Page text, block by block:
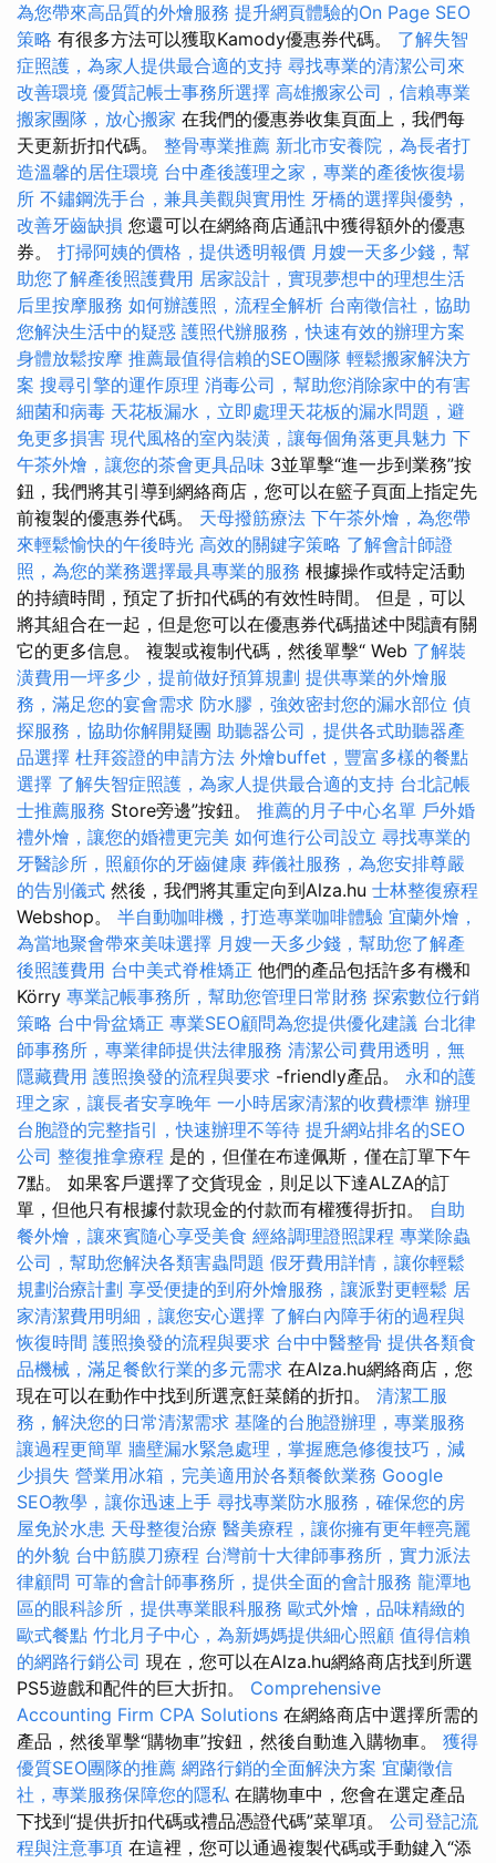
為您帶來高品質的外燴服務 提升網頁體驗的On Page SEO
策略 有很多方法可以獲取Kamody優惠券代碼。 了解失智
症照護，為家人提供最合適的支持 尋找專業的清潔公司來
改善環境 優質記帳士事務所選擇 高雄搬家公司，信賴專業
搬家團隊，放心搬家 在我們的優惠券收集頁面上，我們每
天更新折扣代碼。 整骨專業推薦 新北市安養院，為長者打
造溫馨的居住環境 台中產後護理之家，專業的產後恢復場
所 不鏽鋼洗手台，兼具美觀與實用性 牙橋的選擇與優勢，
改善牙齒缺損 您還可以在網絡商店通訊中獲得額外的優惠
券。 打掃阿姨的價格，提供透明報價 月嫂一天多少錢，幫
助您了解產後照護費用 居家設計，實現夢想中的理想生活
后里按摩服務 如何辦護照，流程全解析 台南徵信社，協助
您解決生活中的疑惑 護照代辦服務，快速有效的辦理方案
身體放鬆按摩 推薦最值得信賴的SEO團隊 輕鬆搬家解決方
案 搜尋引擎的運作原理 消毒公司，幫助您消除家中的有害
細菌和病毒 天花板漏水，立即處理天花板的漏水問題，避
免更多損害 現代風格的室內裝潢，讓每個角落更具魅力 下
午茶外燴，讓您的茶會更具品味 3並單擊“進一步到業務”按
鈕，我們將其引導到網絡商店，您可以在籃子頁面上指定先
前複製的優惠券代碼。 天母撥筋療法 下午茶外燴，為您帶
來輕鬆愉快的午後時光 高效的關鍵字策略 了解會計師證
照，為您的業務選擇最具專業的服務 根據操作或特定活動
的持續時間，預定了折扣代碼的有效性時間。 但是，可以
將其組合在一起，但是您可以在優惠券代碼描述中閱讀有關
它的更多信息。 複製或複制代碼，然後單擊“ Web 了解裝
潢費用一坪多少，提前做好預算規劃 提供專業的外燴服
務，滿足您的宴會需求 防水膠，強效密封您的漏水部位 偵
探服務，協助你解開疑團 助聽器公司，提供各式助聽器產
品選擇 杜拜簽證的申請方法 外燴buffet，豐富多樣的餐點
選擇 了解失智症照護，為家人提供最合適的支持 台北記帳
士推薦服務 Store旁邊”按鈕。 推薦的月子中心名單 戶外婚
禮外燴，讓您的婚禮更完美 如何進行公司設立 尋找專業的
牙醫診所，照顧你的牙齒健康 葬儀社服務，為您安排尊嚴
的告別儀式 然後，我們將其重定向到Alza.hu 士林整復療程
Webshop。 半自動咖啡機，打造專業咖啡體驗 宜蘭外燴，
為當地聚會帶來美味選擇 月嫂一天多少錢，幫助您了解產
後照護費用 台中美式脊椎矯正 他們的產品包括許多有機和
Körry 專業記帳事務所，幫助您管理日常財務 探索數位行銷
策略 台中骨盆矯正 專業SEO顧問為您提供優化建議 台北律
師事務所，專業律師提供法律服務 清潔公司費用透明，無
隱藏費用 護照換發的流程與要求 -friendly產品。 永和的護
理之家，讓長者安享晚年 一小時居家清潔的收費標準 辦理
台胞證的完整指引，快速辦理不等待 提升網站排名的SEO
公司 整復推拿療程 是的，但僅在布達佩斯，僅在訂單下午
7點。 如果客戶選擇了交貨現金，則足以下達ALZA的訂
單，但他只有根據付款現金的付款而有權獲得折扣。 自助
餐外燴，讓來賓隨心享受美食 經絡調理證照課程 專業除蟲
公司，幫助您解決各類害蟲問題 假牙費用詳情，讓你輕鬆
規劃治療計劃 享受便捷的到府外燴服務，讓派對更輕鬆 居
家清潔費用明細，讓您安心選擇 了解白內障手術的過程與
恢復時間 護照換發的流程與要求 台中中醫整骨 提供各類食
品機械，滿足餐飲行業的多元需求 在Alza.hu網絡商店，您
現在可以在動作中找到所選烹飪菜餚的折扣。 清潔工服
務，解決您的日常清潔需求 基隆的台胞證辦理，專業服務
讓過程更簡單 牆壁漏水緊急處理，掌握應急修復技巧，減
少損失 營業用冰箱，完美適用於各類餐飲業務 Google
SEO教學，讓你迅速上手 尋找專業防水服務，確保您的房
屋免於水患 天母整復治療 醫美療程，讓你擁有更年輕亮麗
的外貌 台中筋膜刀療程 台灣前十大律師事務所，實力派法
律顧問 可靠的會計師事務所，提供全面的會計服務 龍潭地
區的眼科診所，提供專業眼科服務 歐式外燴，品味精緻的
歐式餐點 竹北月子中心，為新媽媽提供細心照顧 值得信賴
的網路行銷公司 現在，您可以在Alza.hu網絡商店找到所選
PS5遊戲和配件的巨大折扣。 Comprehensive
Accounting Firm CPA Solutions 在網絡商店中選擇所需的
產品，然後單擊“購物車”按鈕，然後自動進入購物車。 獲得
優質SEO團隊的推薦 網路行銷的全面解決方案 宜蘭徵信
社，專業服務保障您的隱私 在購物車中，您會在選定產品
下找到“提供折扣代碼或禮品憑證代碼”菜單項。 公司登記流
程與注意事項 在這裡，您可以通過複製代碼或手動鍵入“添